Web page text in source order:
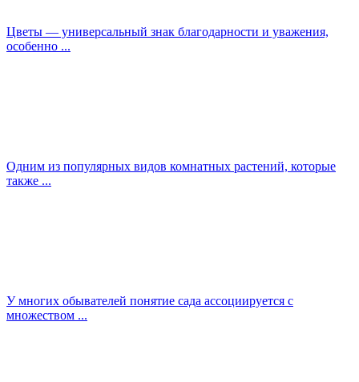
Цветы — универсальный знак благодарности и уважения,
особенно ...
Одним из популярных видов комнатных растений, которые
также ...
У многих обывателей понятие сада ассоциируется с
множеством ...